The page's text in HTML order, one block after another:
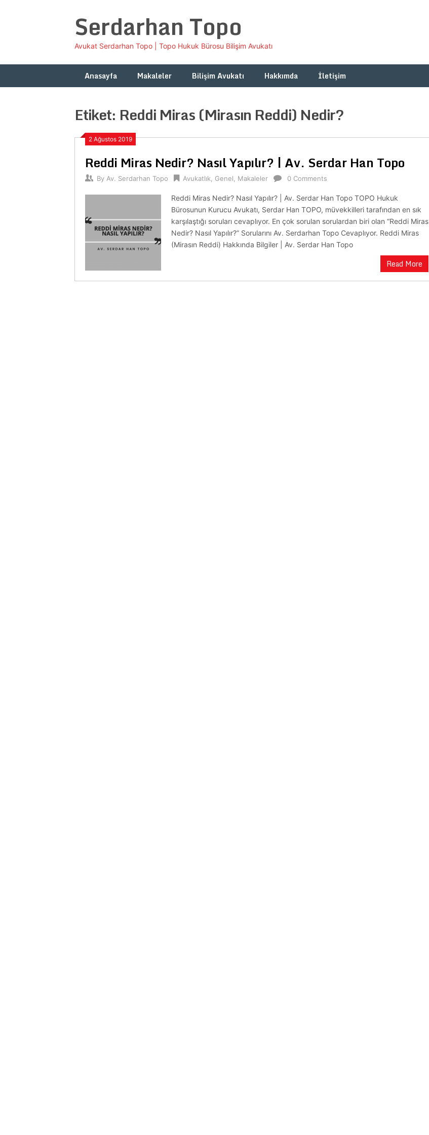
Serdarhan Topo
Avukat Serdarhan Topo | Topo Hukuk Bürosu Bilişim Avukatı
Anasayfa Makaleler Bilişim Avukatı Hakkımda İletişim
Etiket: Reddi Miras (Mirasın Reddi) Nedir?
2 Ağustos 2019
Reddi Miras Nedir? Nasıl Yapılır? | Av. Serdar Han Topo
By Av. Serdarhan Topo Avukatlık Genel Makaleler 0 Comments
Reddi Miras Nedir? Nasıl Yapılır? | Av. Serdar Han Topo TOPO Hukuk
Bürosunun Kurucu Avukatı, Serdar Han TOPO, müvekkilleri tarafından en sık
karşılaştığı soruları cevaplıyor. En çok sorulan sorulardan biri olan “Reddi Miras
Nedir? Nasıl Yapılır?” Sorularını Av. Serdarhan Topo Cevaplıyor. Reddi Miras
(Mirasın Reddi) Hakkında Bilgiler | Av. Serdar Han Topo
Read More